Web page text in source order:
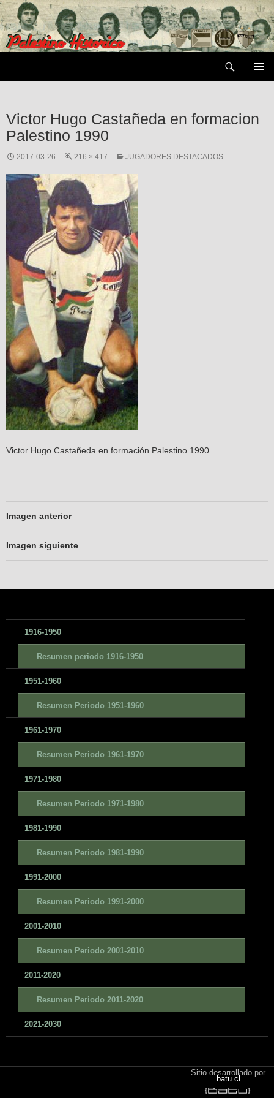
Saltar
al
contenido
Victor Hugo Castañeda en formacion
Palestino 1990
2017-03-26 216 × 417 JUGADORES DESTACADOS
Victor Hugo Castañeda en formación Palestino 1990
Imagen anterior
Imagen siguiente
1916-1950
Resumen periodo 1916-1950
1951-1960
Resumen Periodo 1951-1960
1961-1970
Resumen Periodo 1961-1970
1971-1980
Resumen Periodo 1971-1980
1981-1990
Resumen Periodo 1981-1990
1991-2000
Resumen Periodo 1991-2000
2001-2010
Resumen Periodo 2001-2010
2011-2020
Resumen Periodo 2011-2020
2021-2030
Sitio desarrollado por
batu.cl